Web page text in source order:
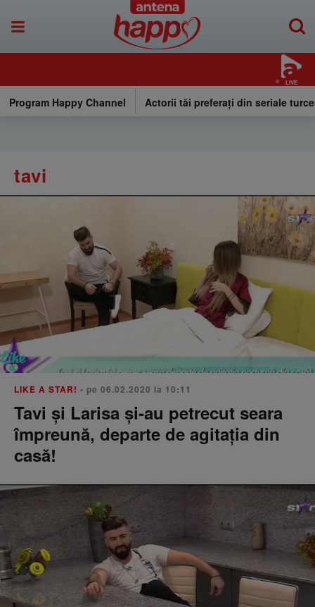
LIVE
Program Happy Channel Actorii tăi preferați din seriale
tavi
LIKE A STAR! • pe 06.02.2020 la 10:11
Tavi și Larisa și-au petrecut seara
împreună, departe de agitația din
casă!